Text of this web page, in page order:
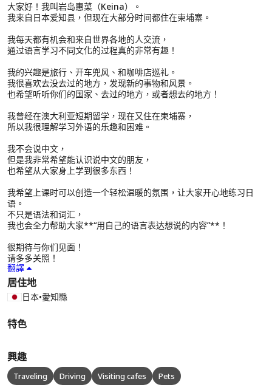
大家好！我叫岩岛惠菜（Keina）。
我来自日本爱知县，但现在大部分时间都住在柬埔寨。
我每天都有机会和来自世界各地的人交流，
通过语言学习不同文化的过程真的非常有趣！
我的兴趣是旅行、开车兜风、和咖啡店巡礼。
我很喜欢去没去过的地方，发现新的事物和风景。
也希望听听你们的国家、去过的地方，或者想去的地方！
我曾经在澳大利亚短期留学，现在又住在柬埔寨，
所以我很理解学习外语的乐趣和困难。
我不会说中文，
但是我非常希望能认识说中文的朋友，
也希望从大家身上学到很多东西！
我希望上课时可以创造一个轻松温暖的氛围，让大家开心地练习日
语。
不只是语法和词汇，
我也会全力帮助大家**“用自己的语言表达想说的内容”**！
很期待与你们见面！
请多多关照！
翻譯
居住地
日本•愛知縣
特色
興趣
Traveling Driving Visiting cafes Pets